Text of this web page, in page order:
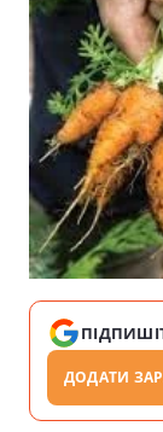
ДОДАТИ